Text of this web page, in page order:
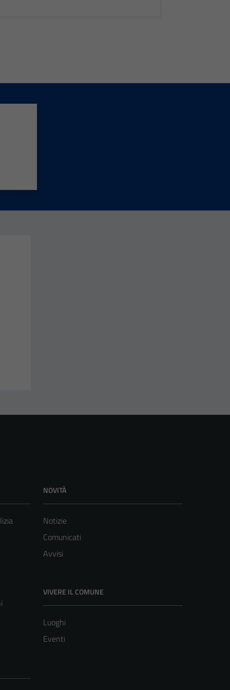
NOVITÀ
Notizie
Comunicati
Avvisi
VIVERE IL COMUNE
Luoghi
Eventi